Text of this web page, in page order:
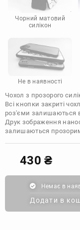
Чорний матовий
силікон
Не в наявності
Чохол з прозорого
Всі кнопки закриті
роз'єми залишаються
Друк зображення
залишаються
430₴
Немає в
Додати в